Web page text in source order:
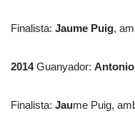
Finalista: Jaume Puig,
2014Guanyador:
Finalista: Jaume Puig,